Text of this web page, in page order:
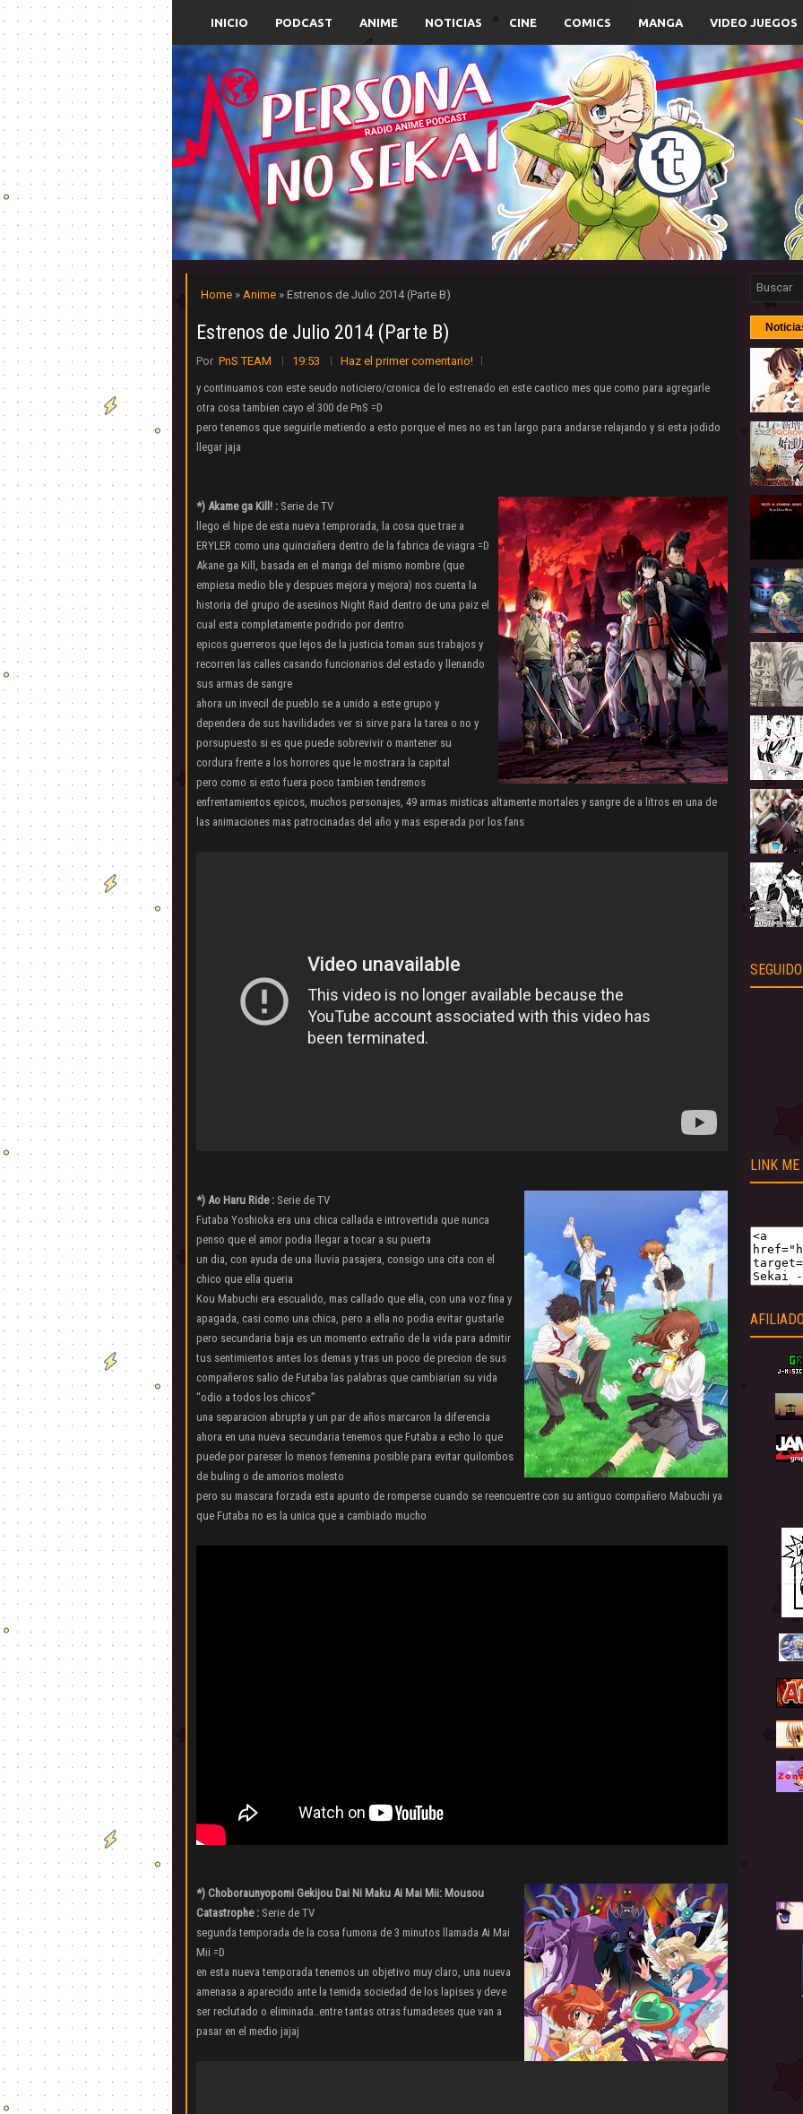
INICIO PODCAST ANIME NOTICIAS CINE COMICS MANGA VIDEO JUEGOS
Home » Anime » Estrenos de Julio 2014 (Parte B)
Estrenos de Julio 2014 (Parte B)
Por PnS TEAM 19:53
Haz el primer comentario!
y continuamos con este seudo noticiero/cronica de lo estrenado en este caotico mes que como para agregarle
otra cosa tambien cayo el 300 de PnS =D
pero tenemos que seguirle metiendo a esto porque el mes no es tan largo para andarse relajando y si esta jodido
llegar jaja
*) Akame ga Kill! : Serie de TV
llego el hipe de esta nueva temprorada, la cosa que trae a
ERYLER como una quinciañera dentro de la fabrica de viagra =D
Akane ga Kill, basada en el manga del mismo nombre (que
empiesa medio ble y despues mejora y mejora) nos cuenta la
historia del grupo de asesinos Night Raid dentro de una paiz el
cual esta completamente podrido por dentro
epicos guerreros que lejos de la justicia toman sus trabajos y
recorren las calles casando funcionarios del estado y llenando
sus armas de sangre
ahora un invecil de pueblo se a unido a este grupo y
dependera de sus havilidades ver si sirve para la tarea o no y
porsupuesto si es que puede sobrevivir o mantener su
cordura frente a los horrores que le mostrara la capital
pero como si esto fuera poco tambien tendremos
enfrentamientos epicos, muchos personajes, 49 armas misticas altamente mortales y sangre de a litros en una de
las animaciones mas patrocinadas del año y mas esperada por los fans
*) Ao Haru Ride : Serie de TV
Futaba Yoshioka era una chica callada e introvertida que nunca
penso que el amor podia llegar a tocar a su puerta
un dia, con ayuda de una lluvia pasajera, consigo una cita con el
chico que ella queria
Kou Mabuchi era escualido, mas callado que ella, con una voz fina y
apagada, casi como una chica, pero a ella no podia evitar gustarle
pero secundaria baja es un momento extraño de la vida para admitir
tus sentimientos antes los demas y tras un poco de precion de sus
compañeros salio de Futaba las palabras que cambiarian su vida
“odio a todos los chicos”
una separacion abrupta y un par de años marcaron la diferencia
ahora en una nueva secundaria tenemos que Futaba a echo lo que
puede por pareser lo menos femenina posible para evitar quilombos
de buling o de amorios molesto
pero su mascara forzada esta apunto de romperse cuando se reencuentre con su antiguo compañero Mabuchi ya
que Futaba no es la unica que a cambiado mucho
*) Choboraunyopomi Gekijou Dai Ni Maku Ai Mai Mii: Mousou
Catastrophe : Serie de TV
segunda temporada de la cosa fumona de 3 minutos llamada Ai Mai
Mii =D
en esta nueva temporada tenemos un objetivo muy claro, una nueva
amenasa a aparecido ante la temida sociedad de los lapises y deve
ser reclutado o eliminada..entre tantas otras fumadeses que van a
pasar en el medio jajaj
LINK ME